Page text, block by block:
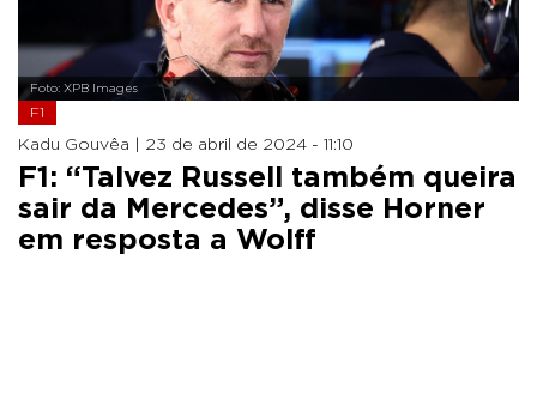
Foto: XPB Images
F1
Kadu Gouvêa | 23 de abril de 2024 - 11:10
F1: “Talvez Russell também queira
sair da Mercedes”, disse Horner
em resposta a Wolff